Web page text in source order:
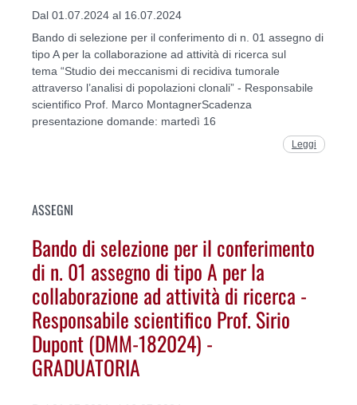
Dal 01.07.2024 al 16.07.2024
Bando di selezione per il conferimento di n. 01 assegno di
tipo A per la collaborazione ad attività di ricerca sul
tema “Studio dei meccanismi di recidiva tumorale
attraverso l’analisi di popolazioni clonali” - Responsabile
scientifico Prof. Marco MontagnerScadenza
presentazione domande: martedì 16
Leggi
ASSEGNI
Bando di selezione per il conferimento
di n. 01 assegno di tipo A per la
collaborazione ad attività di ricerca -
Responsabile scientifico Prof. Sirio
Dupont (DMM-182024) -
GRADUATORIA